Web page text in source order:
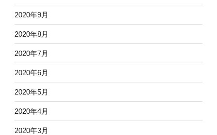
2020年9月
2020年8月
2020年7月
2020年6月
2020年5月
2020年4月
2020年3月